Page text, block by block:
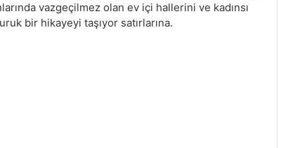
vazgeçilmez olan ev içi hallerini ve kadınsı
bir hikayeyi taşıyor satırlarına.